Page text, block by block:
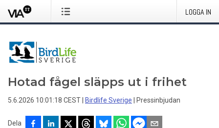
LOGGA IN
Hotad fågel släpps ut i frihet
5.6.2026 10:01:18 CEST Birdlife Sverige Pressinbjudan
Dela